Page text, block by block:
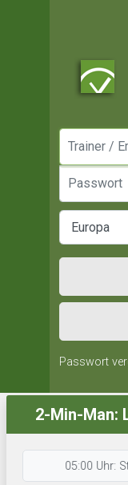
Passwort
2-Min-Man:
05:00 Uhr: